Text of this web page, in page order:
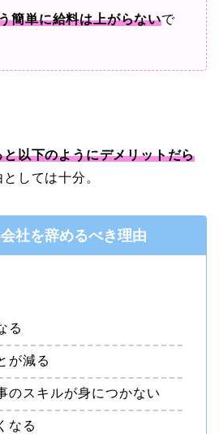
簡単に給料は上がらないで
以下のようにデメリットだら
しては十分。
社を辞めるべき理由
る
が減る
のスキルが身につかない
なる